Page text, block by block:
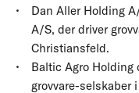
Dan Aller Holding
A/S, der driver
Christiansfeld.
Baltic Agro Holding
grovvare-selskaber